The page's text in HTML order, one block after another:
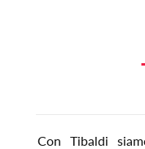
Con Tibaldi